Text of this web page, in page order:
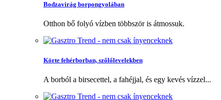
Bodzavirág borpongyolában
Otthon bő folyó vízben többször is átmossuk.
Körte fehérborban, szőlőlevelekben
A borból a birsecettel, a fahéjjal, és egy kevés vízzel...